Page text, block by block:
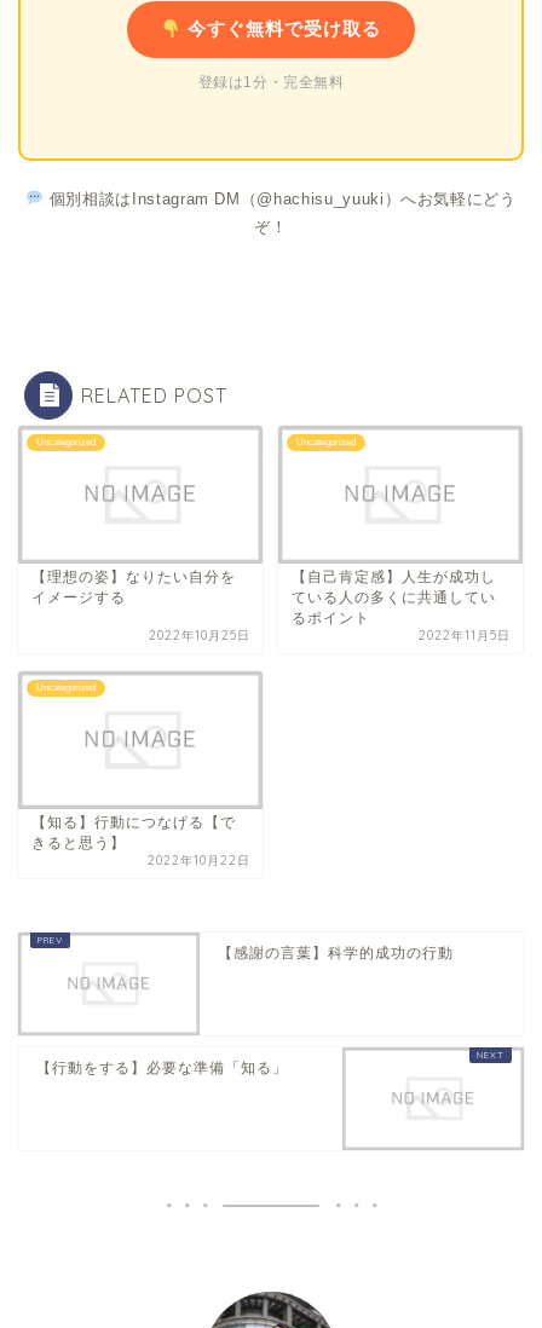
今すぐ無料で受け取る
登録は1分・完全無料
個別相談はInstagram DM（@hachisu_yuuki）へお気軽にどう
ぞ！
RELATED POST
Uncategorized
【理想の姿】なりたい自分を
イメージする
2022年10月25日
Uncategorized
【自己肯定感】人生が成功し
ている人の多くに共通してい
るポイント
2022年11月5日
Uncategorized
【知る】行動につなげる【で
きると思う】
2022年10月22日
【感謝の言葉】科学的成功の行動
【行動をする】必要な準備「知る」